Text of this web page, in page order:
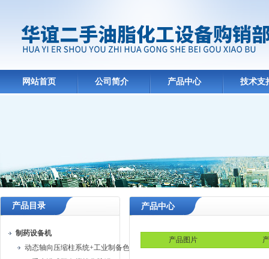
网站首页 公司简介 产品中心 技术支
产品目录
制药设备机
动态轴向压缩柱系统+工业制备色谱系统
产品中心
产品图片